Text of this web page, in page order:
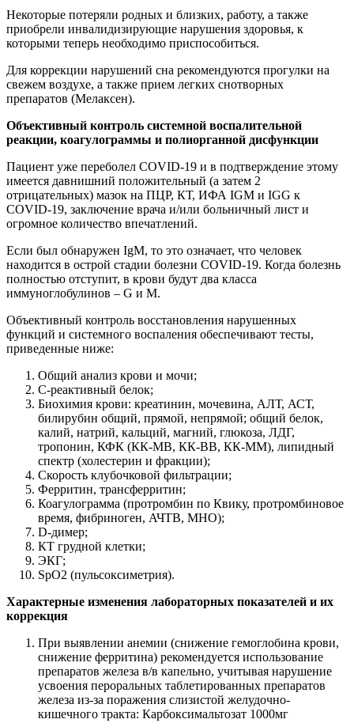
Некоторые потеряли родных и близких, работу, а также
приобрели инвалидизирующие нарушения здоровья, к
которыми теперь необходимо приспособиться.
Для коррекции нарушений сна рекомендуются прогулки на
свежем воздухе, а также прием легких снотворных
препаратов (Мелаксен).
Объективный контроль системной воспалительной
реакции, коагулограммы и полиорганной дисфункции
Пациент уже переболел COVID-19 и в подтверждение этому
имеется давнишний положительный (а затем 2
отрицательных) мазок на ПЦР, КТ, ИФА IGМ и IGG к
COVID-19, заключение врача и/или больничный лист и
огромное количество впечатлений.
Если был обнаружен IgМ, то это означает, что человек
находится в острой стадии болезни COVID-19. Когда болезнь
полностью отступит, в крови будут два класса
иммуноглобулинов – G и М.
Объективный контроль восстановления нарушенных
функций и системного воспаления обеспечивают тесты,
приведенные ниже:
Общий анализ крови и мочи;
С-реактивный белок;
Биохимия крови: креатинин, мочевина, АЛТ, АСТ,
билирубин общий, прямой, непрямой; общий белок,
калий, натрий, кальций, магний, глюкоза, ЛДГ,
тропонин, КФК (КК-МВ, КК-ВВ, КК-ММ), липидный
спектр (холестерин и фракции);
Скорость клубочковой фильтрации;
Ферритин, трансферритин;
Коагулограмма (протромбин по Квику, протромбиновое
время, фибриноген, АЧТВ, МНО);
D-димер;
КТ грудной клетки;
ЭКГ;
SpO2 (пульсоксиметрия).
Характерные изменения лабораторных показателей и их
коррекция
При выявлении анемии (снижение гемоглобина крови,
снижение ферритина) рекомендуется использование
препаратов железа в/в капельно, учитывая нарушение
усвоения пероральных таблетированных препаратов
железа из-за поражения слизистой желудочно-
кишечного тракта: Карбоксимальтозат 1000мг